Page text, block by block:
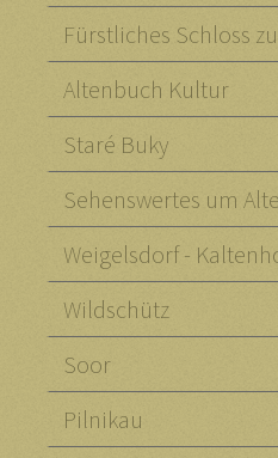
Fürstliches Schloss
Altenbuch Kultur
Staré Buky
Sehenswertes um
Weigelsdorf -
Wildschütz
Soor
Pilnikau